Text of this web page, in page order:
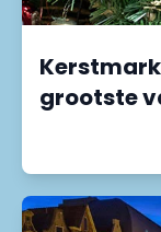
grootste